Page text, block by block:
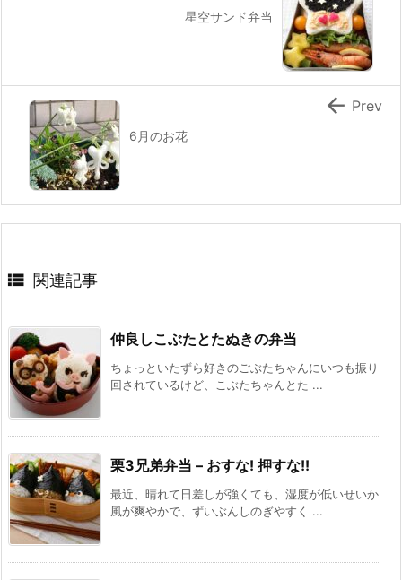
星空サンド弁当
6月のお花
 Prev
 関連記事
仲良しこぶたとたぬきの弁当
ちょっといたずら好きのごぶたちゃんにいつも振り
回されているけど、こぶたちゃんとた ...
栗3兄弟弁当 – おすな! 押すな!!
最近、晴れて日差しが強くても、湿度が低いせいか
風が爽やかで、ずいぶんしのぎやすく ...